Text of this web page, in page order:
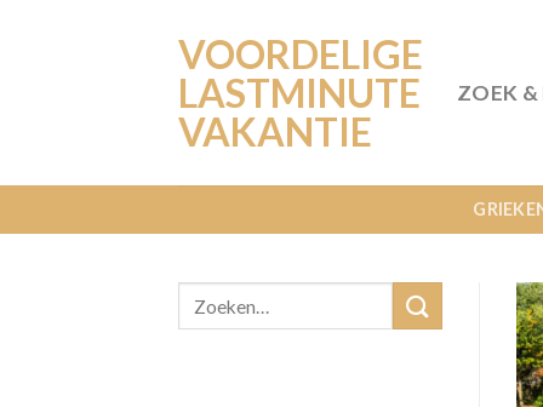
VOORDELIGE
LASTMINUTE
VAKANTIE
ZOEK &